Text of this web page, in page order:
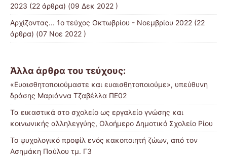
2023 (22 άρθρα) (09 Δεκ 2022 )
Αρχίζοντας... 1ο τεύχος Οκτωβρίου - Νοεμβρίου 2022 (22
άρθρα) (07 Νοε 2022 )
Άλλα άρθρα του τεύχους:
«Ευαισθητοποιούμαστε και ευαισθητοποιούμε», υπεύθυνη
δράσης Μαριάννα Τζαβέλλα ΠΕ02
Τα εικαστικά στο σχολείο ως εργαλείο γνώσης και
κοινωνικής αλληλεγγύης, Ολοήμερο Δημοτικό Σχολείο Ρίου
Το ψυχολογικό προφίλ ενός κακοποιητή ζώων, από τον
Ασημάκη Παύλου τμ. Γ3